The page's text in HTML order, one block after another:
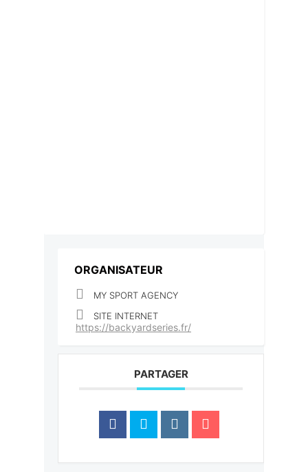
ORGANISATEUR
MY SPORT AGENCY
SITE INTERNET
https://backyardseries.fr/
PARTAGER